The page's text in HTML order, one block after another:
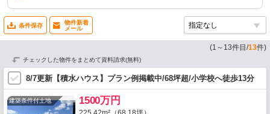
条件保存
物件新着
メール
(1 ～ 13件目/13件)
チェックした物件をまとめて資料請求(無料)
8/7更新【積水ハウス】プラン例掲載中/68坪超/小学校へ徒歩13分
建築条件付土地 1500万円